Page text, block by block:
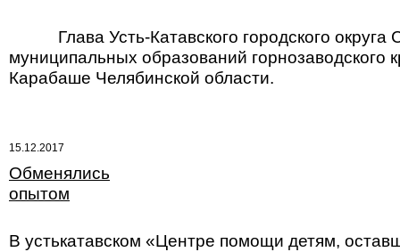
Глава Усть-Катавского городского округа
муниципальных образований горнозаводского
Карабаше Челябинской области.
15.12.2017
Обменялись
опытом
В устькатавском «Центре помощи детям,